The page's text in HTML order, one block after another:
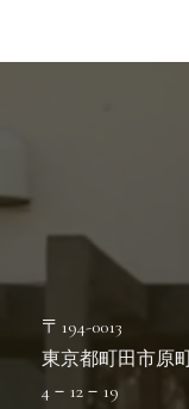
〒194-0013
東京都町田市原
4－12－19